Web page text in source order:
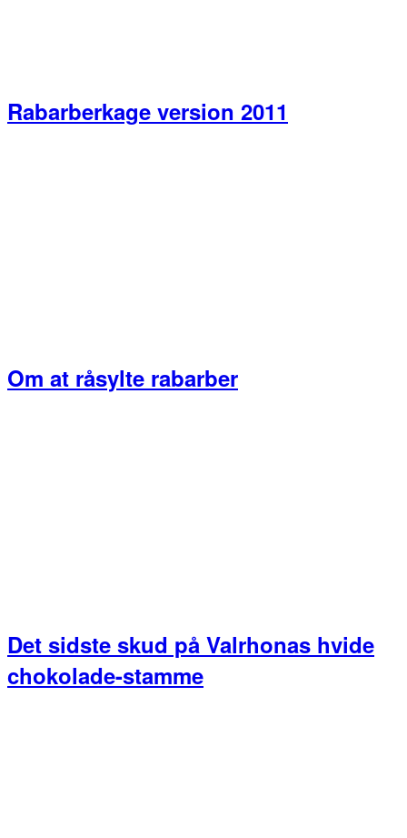
Rabarberkage version 2011
Om at råsylte rabarber
Det sidste skud på Valrhonas hvide
chokolade-stamme